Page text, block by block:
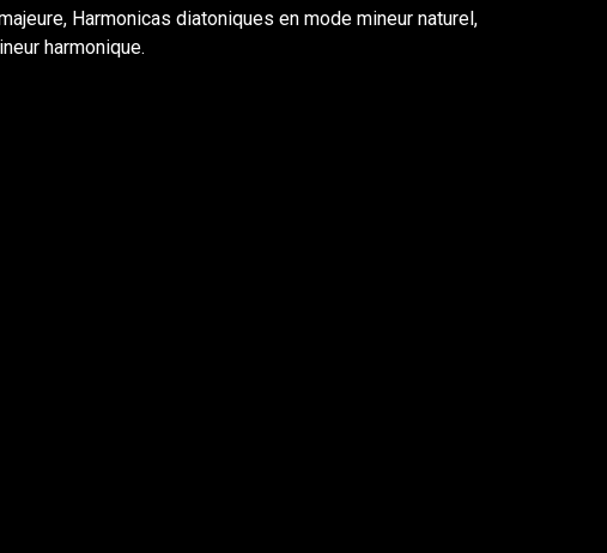
Harmonicas diatoniques en mode mineur naturel,
harmonique.